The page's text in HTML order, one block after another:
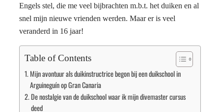
Engels stel, die me veel bijbrachten m.b.t. het duiken en al
snel mijn nieuwe vrienden werden. Maar er is veel
veranderd in 16 jaar!
Table of Contents
Mijn avontuur als duikinstructrice begon bij een duikschool in
Arguineguín op Gran Canaria
De nostalgie van de duikschool waar ik mijn divemaster cursus
deed